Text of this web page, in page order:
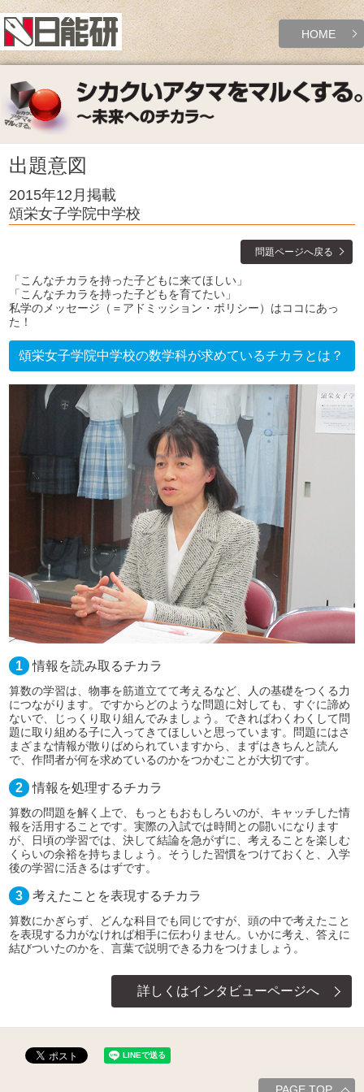
HOME
出題意図
2015年12月掲載
頌栄女子学院中学校
問題ページへ戻る
「こんなチカラを持った子どもに来てほしい」
「こんなチカラを持った子どもを育てたい」
私学のメッセージ（＝アドミッション・ポリシー）はココにあっ
た！
頌栄女子学院中学校の数学科が求めているチカラとは？
1 情報を読み取るチカラ
算数の学習は、物事を筋道立てて考えるなど、人の基礎をつくる力
につながります。ですからどのような問題に対しても、すぐに諦め
ないで、じっくり取り組んでみましょう。できればわくわくして問
題に取り組める子に入ってきてほしいと思っています。問題にはさ
まざまな情報が散りばめられていますから、まずはきちんと読ん
で、作問者が何を求めているのかをつかむことが大切です。
2 情報を処理するチカラ
算数の問題を解く上で、もっともおもしろいのが、キャッチした情
報を活用することです。実際の入試では時間との闘いになります
が、日頃の学習では、決して結論を急がずに、考えることを楽しむ
くらいの余裕を持ちましょう。そうした習慣をつけておくと、入学
後の学習に活きるはずです。
3 考えたことを表現するチカラ
算数にかぎらず、どんな科目でも同じですが、頭の中で考えたこと
を表現する力がなければ相手に伝わりません。いかに考え、答えに
結びついたのかを、言葉で説明できる力をつけましょう。
詳しくはインタビューページへ